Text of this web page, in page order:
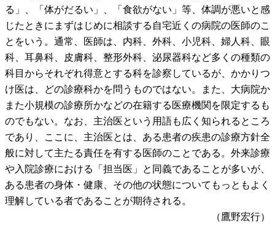
る」、「体がだるい」、「食欲がない」等、体調が悪いと感
じたときにまずはじめに相談する自宅近くの病院の医師のこ
とをいう。通常、医師は、内科、外科、小児科、婦人科、眼
科、耳鼻科、皮膚科、整形外科、泌尿器科など多くの種類の
科目からそれぞれ得意とする科を診察しているが、かかりつ
け医は、どの診療科かを問うものではない。また、大病院か
また小規模の診療所かなどの在籍する医療機関を限定するも
のでもない。なお、主治医という用語も広く知られるところ
であり、ここに、主治医とは、ある患者の疾患の診療方針全
般に対して主たる責任を有する医師のことである。外来診療
や入院診療における「担当医」と同義であることが多いが、
ある患者の身体・健康、その他の状態についてもっともよく
理解している者であることが期待される。
（鷹野宏行）